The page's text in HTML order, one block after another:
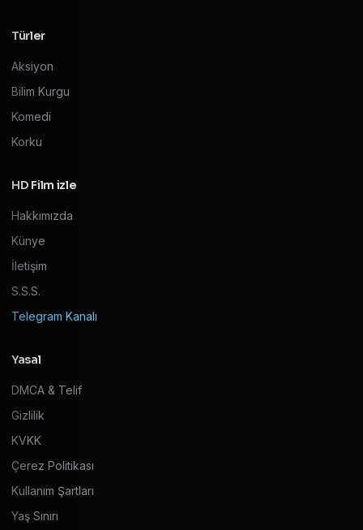
Türler
Aksiyon
Bilim Kurgu
Komedi
Korku
HD Film izle
Hakkımızda
Künye
İletişim
S.S.S.
Telegram Kanalı
Yasal
DMCA & Telif
Gizlilik
KVKK
Çerez Politikası
Kullanım Şartları
Yaş Sınırı